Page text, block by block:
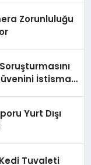
Zorunluluğu
İstismar
Yurt Dışı
Kedi Tuvaleti